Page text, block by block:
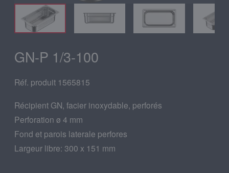
GN-P 1/3-100
Réf. produit 1565815
Récipient GN, facier inoxydable, perforés
Perforation ø 4 mm
Fond et parois laterale perfores
Largeur libre: 300 x 151 mm